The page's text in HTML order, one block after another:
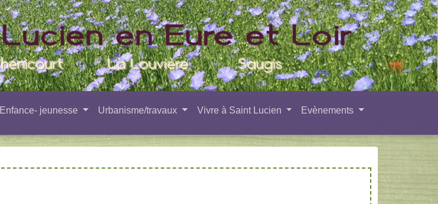
Enfance- jeunesse Urbanisme/travaux Vivre à Saint Lucien Evènements